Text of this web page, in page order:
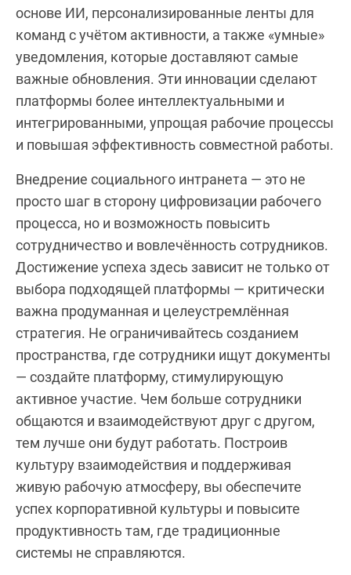
основе ИИ, персонализированные ленты для
команд с учётом активности, а также «умные»
уведомления, которые доставляют самые
важные обновления. Эти инновации сделают
платформы более интеллектуальными и
интегрированными, упрощая рабочие процессы
и повышая эффективность совместной работы.
Внедрение социального интранета — это не
просто шаг в сторону цифровизации рабочего
процесса, но и возможность повысить
сотрудничество и вовлечённость сотрудников.
Достижение успеха здесь зависит не только от
выбора подходящей платформы — критически
важна продуманная и целеустремлённая
стратегия. Не ограничивайтесь созданием
пространства, где сотрудники ищут документы
— создайте платформу, стимулирующую
активное участие. Чем больше сотрудники
общаются и взаимодействуют друг с другом,
тем лучше они будут работать. Построив
культуру взаимодействия и поддерживая
живую рабочую атмосферу, вы обеспечите
успех корпоративной культуры и повысите
продуктивность там, где традиционные
системы не справляются.